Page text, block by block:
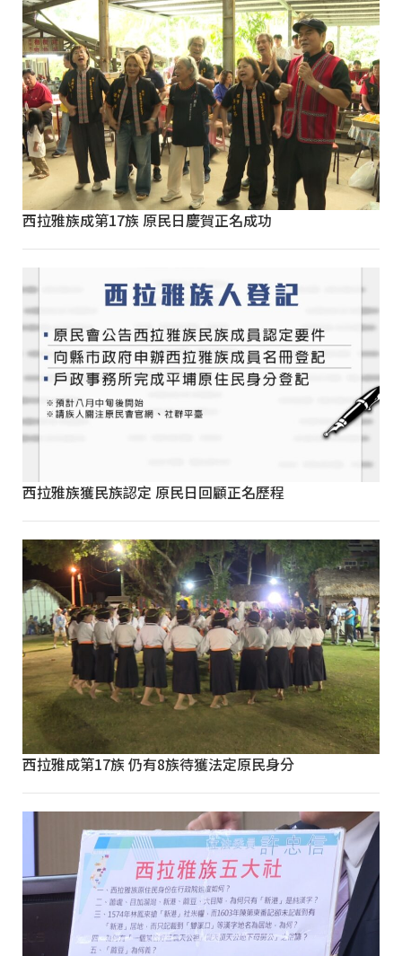
西拉雅族成第17族 原民日慶賀正名成功
西拉雅族獲民族認定 原民日回顧正名歷程
西拉雅成第17族 仍有8族待獲法定原民身分